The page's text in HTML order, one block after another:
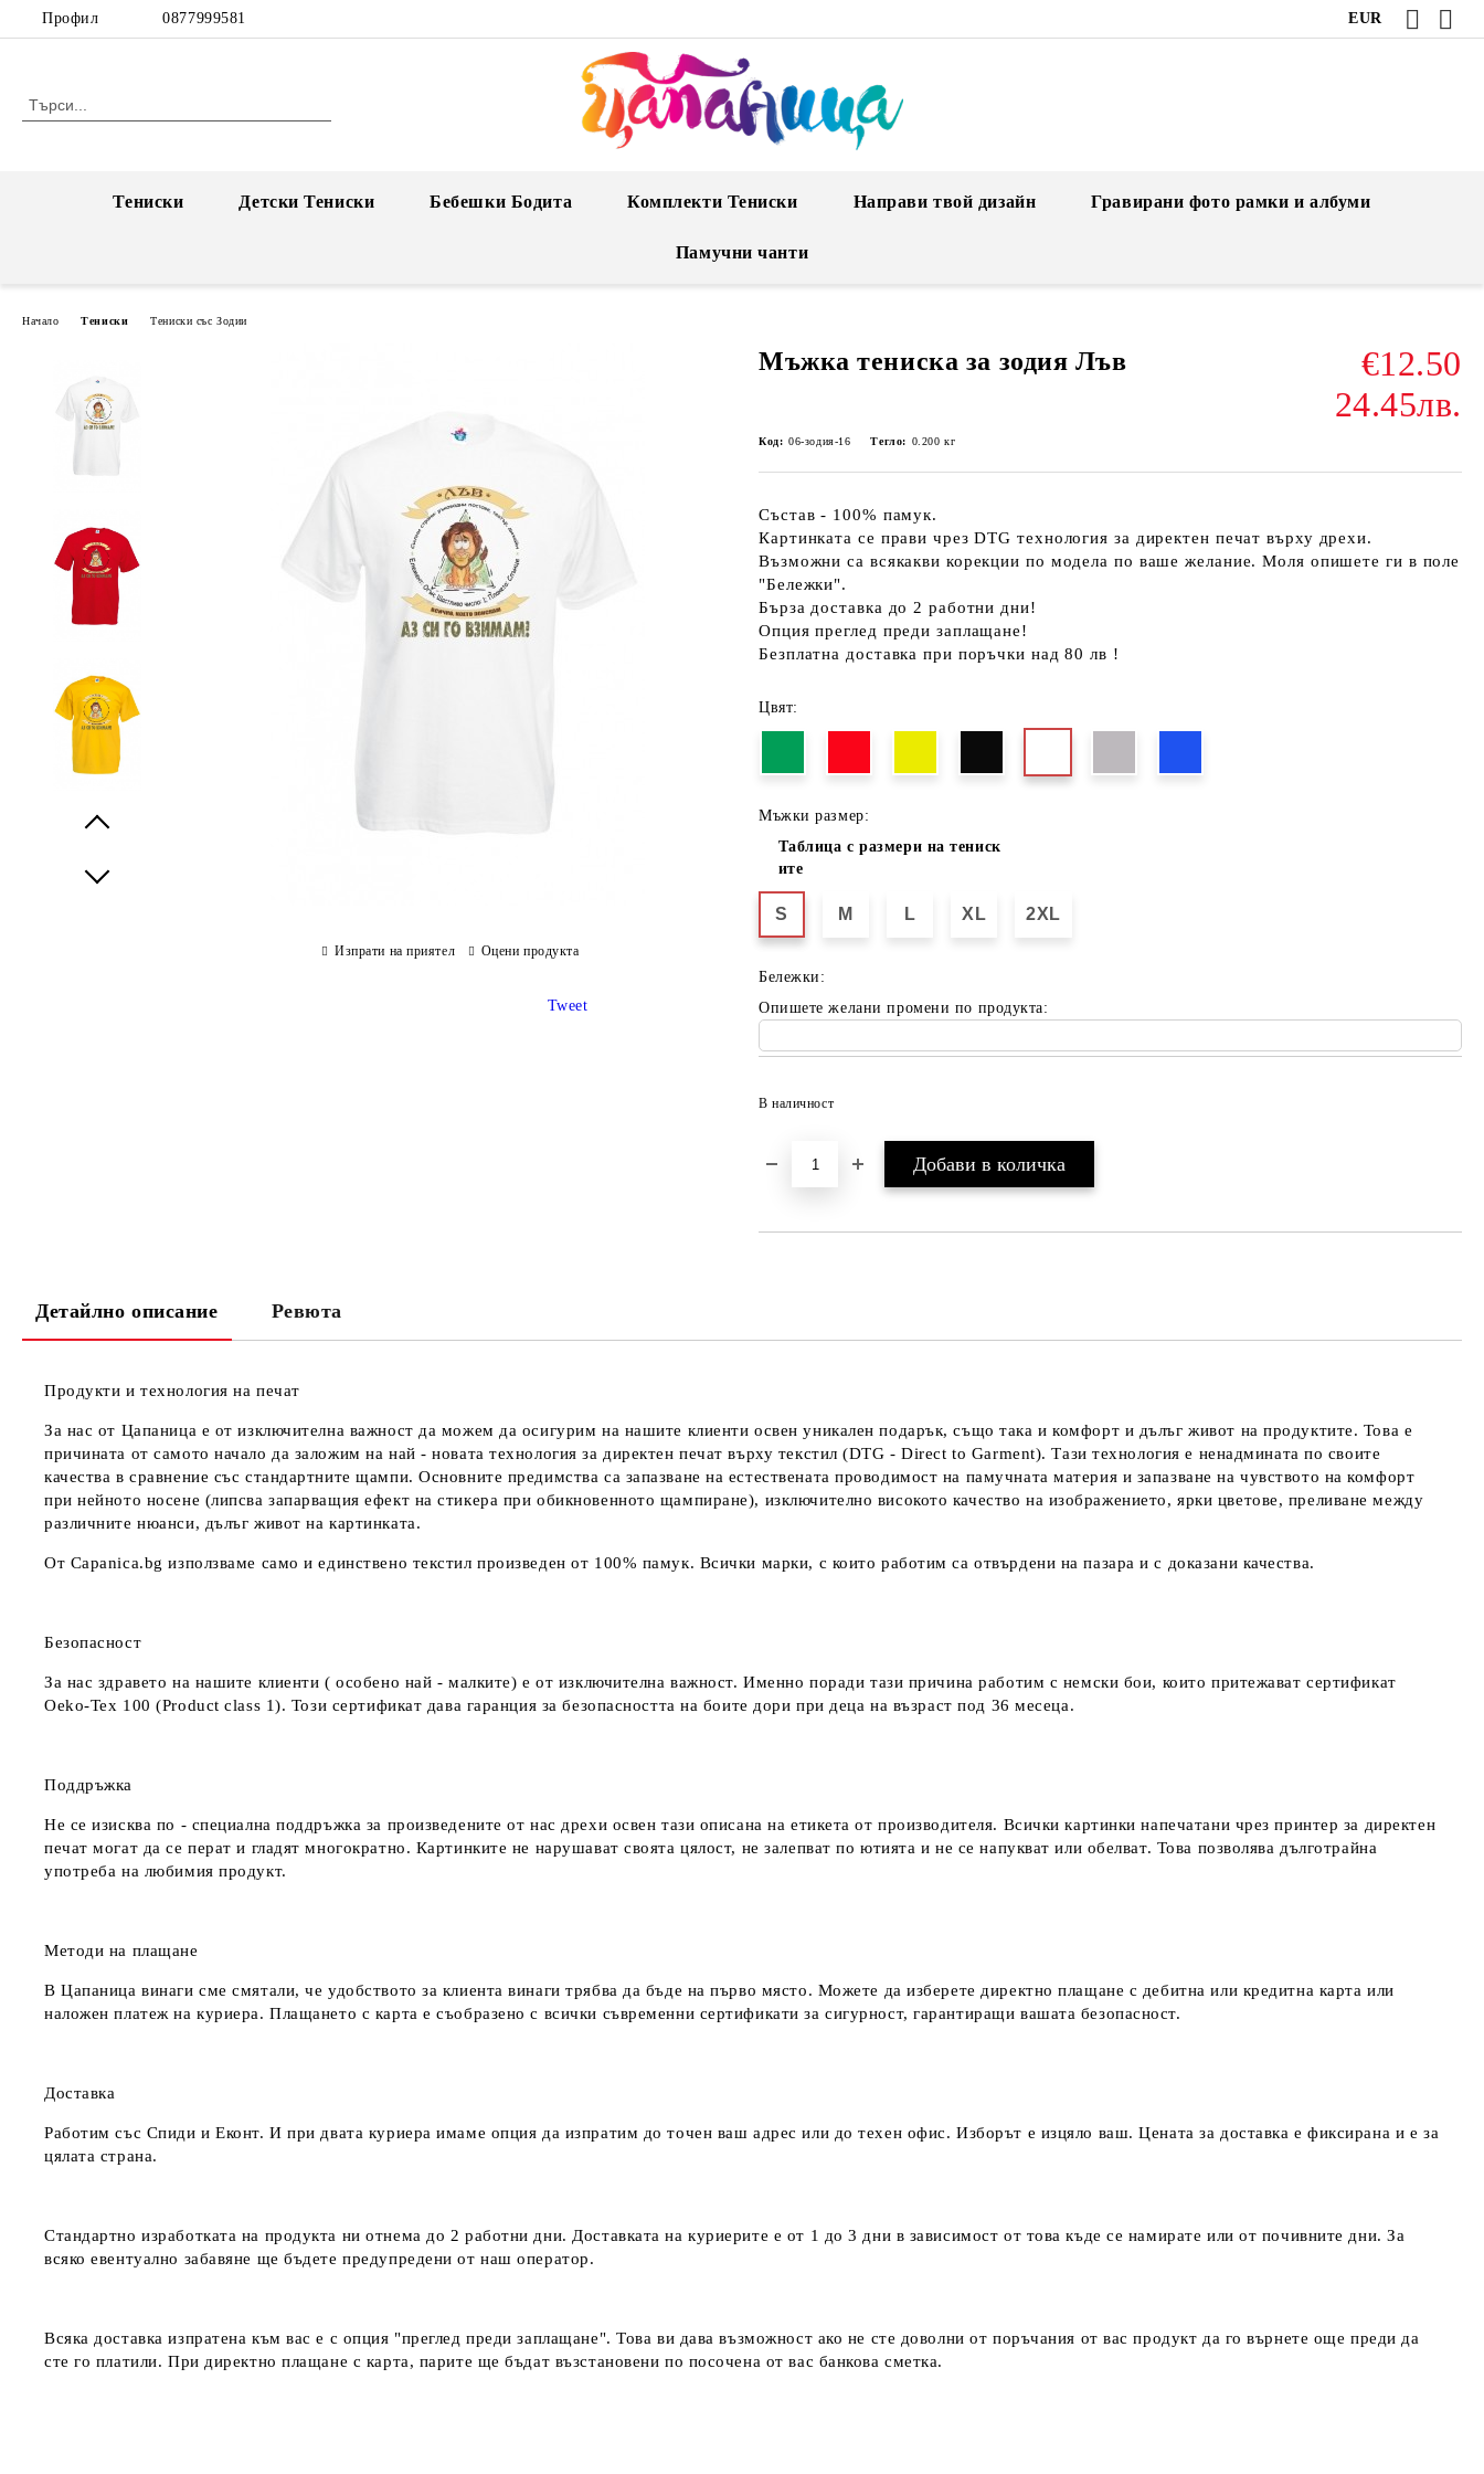
Профил 0877999581 EUR
Тениски Детски Тениски Бебешки Бодита Комплекти Тениски Направи твой дизайн Гравирани фото рамки и албуми
Памучни чанти
Начало Тениски Тениски със Зодии
Мъжка тениска за зодия Лъв
€12.50
24.45лв.
Код: 06-зодия-16 Тегло: 0.200 кг
Състав - 100% памук.
Картинката се прави чрез DTG технология за директен печат върху дрехи.
Възможни са всякакви корекции по модела по ваше желание. Моля опишете ги в поле
"Бележки".
Бърза доставка до 2 работни дни!
Опция преглед преди заплащане!
Безплатна доставка при поръчки над 80 лв !
Цвят:
Мъжки размер:
Таблица с размери на тениск
ите
S M L XL 2XL
Бележки:
Опишете желани промени по продукта:
В наличност
Изпрати на приятел Оцени продукта
Tweet
Детайлно описание Ревюта
Продукти и технология на печат
За нас от Цапаница е от изключителна важност да можем да осигурим на нашите клиенти освен уникален подарък, също така и комфорт и дълъг живот на продуктите. Това е
причината от самото начало да заложим на най - новата технология за директен печат върху текстил (DTG - Direct to Garment). Тази технология е ненадмината по своите
качества в сравнение със стандартните щампи. Основните предимства са запазване на естествената проводимост на памучната материя и запазване на чувството на комфорт
при нейното носене (липсва запарващия ефект на стикера при обикновенното щампиране), изключително високото качество на изображението, ярки цветове, преливане между
различните нюанси, дълъг живот на картинката.
От Capanica.bg използваме само и единствено текстил произведен от 100% памук. Всички марки, с които работим са отвърдени на пазара и с доказани качества.
Безопасност
За нас здравето на нашите клиенти ( особено най - малките) е от изключителна важност. Именно поради тази причина работим с немски бои, които притежават сертификат
Oeko-Tex 100 (Product class 1). Този сертификат дава гаранция за безопасността на боите дори при деца на възраст под 36 месеца.
Поддръжка
Не се изисква по - специална поддръжка за произведените от нас дрехи освен тази описана на етикета от производителя. Всички картинки напечатани чрез принтер за директен
печат могат да се перат и гладят многократно. Картинките не нарушават своята цялост, не залепват по ютията и не се напукват или обелват. Това позволява дълготрайна
употреба на любимия продукт.
Методи на плащане
В Цапаница винаги сме смятали, че удобството за клиента винаги трябва да бъде на първо място. Можете да изберете директно плащане с дебитна или кредитна карта или
наложен платеж на куриера. Плащането с карта е съобразено с всички съвременни сертификати за сигурност, гарантиращи вашата безопасност.
Доставка
Работим със Спиди и Еконт. И при двата куриера имаме опция да изпратим до точен ваш адрес или до техен офис. Изборът е изцяло ваш. Цената за доставка е фиксирана и е за
цялата страна.
Стандартно изработката на продукта ни отнема до 2 работни дни. Доставката на куриерите е от 1 до 3 дни в зависимост от това къде се намирате или от почивните дни. За
всяко евентуално забавяне ще бъдете предупредени от наш оператор.
Всяка доставка изпратена към вас е с опция "преглед преди заплащане". Това ви дава възможност ако не сте доволни от поръчания от вас продукт да го върнете още преди да
сте го платили. При директно плащане с карта, парите ще бъдат възстановени по посочена от вас банкова сметка.